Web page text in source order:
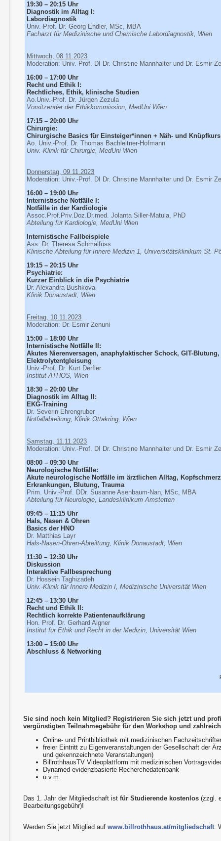
19:30 – 20:15 Uhr
Diagnostik im Alltag I:
Labordiagnostik
Univ.-Prof. Dr. Georg Endler, MSc, MBA
Facharzt für Medizinische und Chemische Labordiagnostik, Wien
Mittwoch, 08.11.2023
Moderation: Univ.-Prof. DI Dr. Christine Mannhalter und Dr. Esmir
16:00 – 17:00 Uhr
Recht und Ethik I:
Rechtliches, Ethik, klinische Studien
Ao.Univ.-Prof. Dr. Jürgen Zezula
Vorsitzender der Ethikkommission, MedUni Wien
17:15 – 20:00 Uhr
Chirurgie:
Chirurgische Basics für Einsteiger*innen + Näh- und Knüpfkurs
Ao. Univ.-Prof. Dr. Thomas Bachleitner-Hofmann
Univ.-Klinik für Chirurgie, MedUni Wien
Donnerstag, 09.11.2023
Moderation: Univ.-Prof. DI Dr. Christine Mannhalter und Dr. Esmir
16:00 – 19:00 Uhr
Internistische Notfälle I:
Notfälle in der Kardiologie
Assoc.Prof.Priv.Doz.Dr.med. Jolanta Siller-Matula, PhD
Abteilung für Kardiologie, MedUni Wien
Internistische Fallbeispiele
Ass. Dr. Theresa Schmalfuss
Klinische Abteilung für Innere Medizin 1, Universitätsklinikum St.
19:15 – 20:15 Uhr
Psychiatrie:
Kurzer Einblick in die Psychiatrie
Dr. Alexandra Bushkova
Klinik Donaustadt, Wien
Freitag, 10.11.2023
Moderation: Dr. Esmir Zenuni
15:00 – 18:00 Uhr
Internistische Notfälle II:
Akutes Nierenversagen, anaphylaktischer Schock, GIT-
Elektrolytentgleisung
Univ.-Prof. Dr. Kurt Derfler
Institut ATHOS, Wien
18:30 – 20:00 Uhr
Diagnostik im Alltag II:
EKG-Training
Dr. Severin Ehrengruber
Notfallabteilung, Klinik Ottakring, Wien
Samstag, 11.11.2023
Moderation: Univ.-Prof. DI Dr. Christine Mannhalter und Dr. Esmir
08:00 – 09:30 Uhr
Neurologische Notfälle:
Akute neurologische Notfälle im ärztlichen Alltag,
Erkrankungen, Blutung, Trauma
Prim. Univ.-Prof. DDr. Susanne Asenbaum-Nan, MSc, MBA
Abteilung für Neurologie, Landesklinikum Amstetten
09:45 – 11:15 Uhr
Hals, Nasen & Ohren
Basics der HNO
Dr. Matthias Layr
Hals-Nasen-Ohren-Abteiltung, Klinik Donaustadt, Wien
11:30 – 12:30 Uhr
Diskussion
Interaktive Fallbesprechung
Dr. Hossein Taghizadeh
Univ.-Klinik für Innere Medizin I, Medizinische Universität Wien
12:45 – 13:30 Uhr
Recht und Ethik II:
Rechtlich korrekte Patientenaufklärung
Hon. Prof. Dr. Gerhard Aigner
Institut für Ethik und Recht in der Medizin, Universität Wien
13:00 – 15:00 Uhr
Abschluss & Networking
Sie sind noch kein Mitglied? Registrieren Sie sich jetzt und
vergünstigten Teilnahmegebühr für den Workshop und
Online- und Printbibliothek mit medizinischen
freier Eintritt zu Eigenveranstaltungen der Gesellschaft der
und gekennzeichnete Veranstaltungen)
BillrothhausTV Videoplattform mit medizinischen
Dynamed evidenzbasierte Recherchedatenbank
u.v.m.
Das 1. Jahr der Mitgliedschaft istfür Studierende kostenlos (zzgl.
Bearbeitungsgebühr)!
Werden Sie jetzt Mitglied auf www.billrothhaus.at/mitgliedschaft.